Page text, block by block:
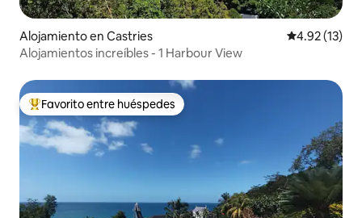
Alojamiento en Castries Calificación
4.92 (13)
Alojamientos increíbles - 1 Harbour View
Favorito entre huéspedes preferido
Favorito entre huéspedes